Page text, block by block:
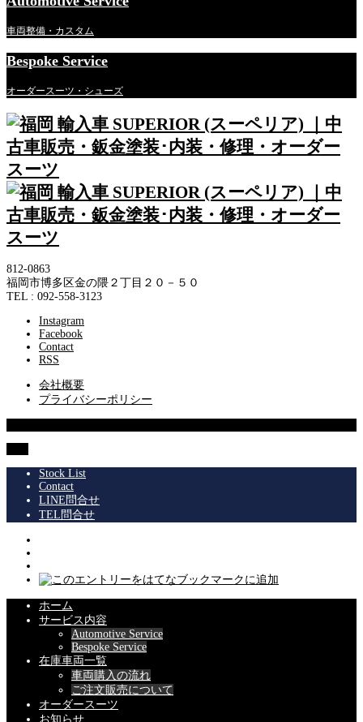
車両整備・カスタム
Bespoke Service
オーダースーツ・シューズ
812-0863
福岡市博多区金の隈２丁目２０－５０
TEL : 092-558-3123
Instagram
Facebook
Contact
RSS
会社概要
プライバシーポリシー
Stock List
Contact
LINE問合せ
TEL問合せ
ホーム
サービス内容
Automotive Service
Bespoke Service
在庫車両一覧
車両購入の流れ
ご注文販売について
オーダースーツ
お知らせ